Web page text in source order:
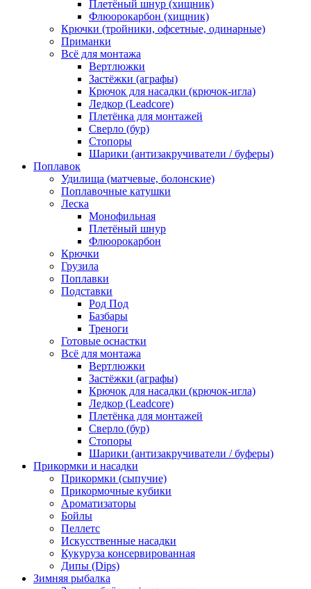
Плетёный шнур (хищник)
Флюорокарбон (хищник)
Крючки (тройники, офсетные, одинарные)
Приманки
Всё для монтажа
Вертлюжки
Застёжки (аграфы)
Крючок для насадки (крючок-игла)
Ледкор (Leadcore)
Плетёнка для монтажей
Сверло (бур)
Стопоры
Шарики (антизакручиватели / буферы)
Поплавок
Удилища (матчевые, болонские)
Поплавочные катушки
Леска
Монофильная
Плетёный шнур
Флюорокарбон
Крючки
Грузила
Поплавки
Подставки
Род Под
Базбары
Треноги
Готовые оснастки
Всё для монтажа
Вертлюжки
Застёжки (аграфы)
Крючок для насадки (крючок-игла)
Ледкор (Leadcore)
Плетёнка для монтажей
Сверло (бур)
Стопоры
Шарики (антизакручиватели / буферы)
Прикормки и насадки
Прикормки (сыпучие)
Прикормочные кубики
Ароматизаторы
Бойлы
Пеллетс
Искусственные насадки
Кукуруза консервированная
Дипы (Dips)
Зимняя рыбалка